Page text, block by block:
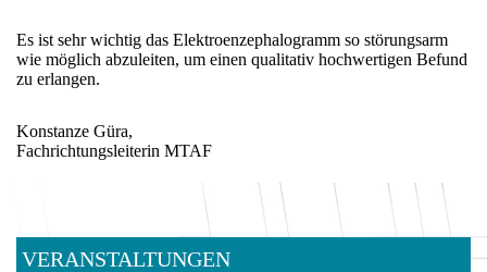
Es ist sehr wichtig das Elektroenzephalogramm so störungsarm
wie möglich abzuleiten, um einen qualitativ hochwertigen Befund
zu erlangen.
Konstanze Güra,
Fachrichtungsleiterin MTAF
VERANSTALTUNGEN